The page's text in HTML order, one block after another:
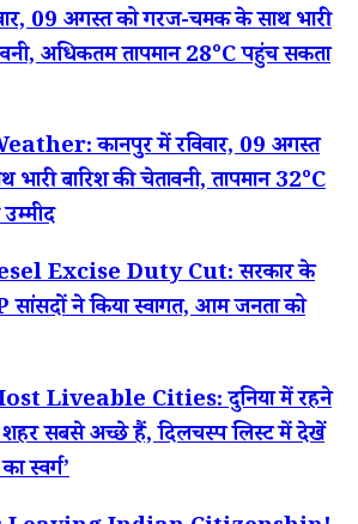
09 अगस्त को गरज-चमक के साथ भारी
अधिकतम तापमान 28°C पहुंच सकता
कानपुर में रविवार, 09 अगस्त
बारिश की चेतावनी, तापमान 32°C
Excise Duty Cut: सरकार के
ने किया स्वागत, आम जनता को
Liveable Cities: दुनिया में रहने
सबसे अच्छे हैं, दिलचस्प लिस्ट में देखें
स्वर्ग’